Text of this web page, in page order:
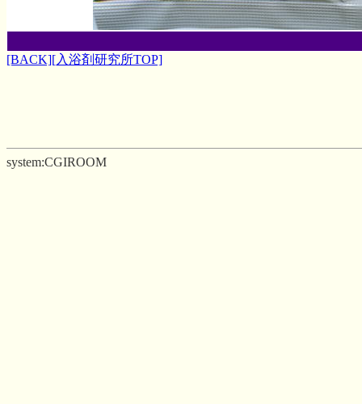
[BACK][入浴剤研究所TOP]
system:CGIROOM